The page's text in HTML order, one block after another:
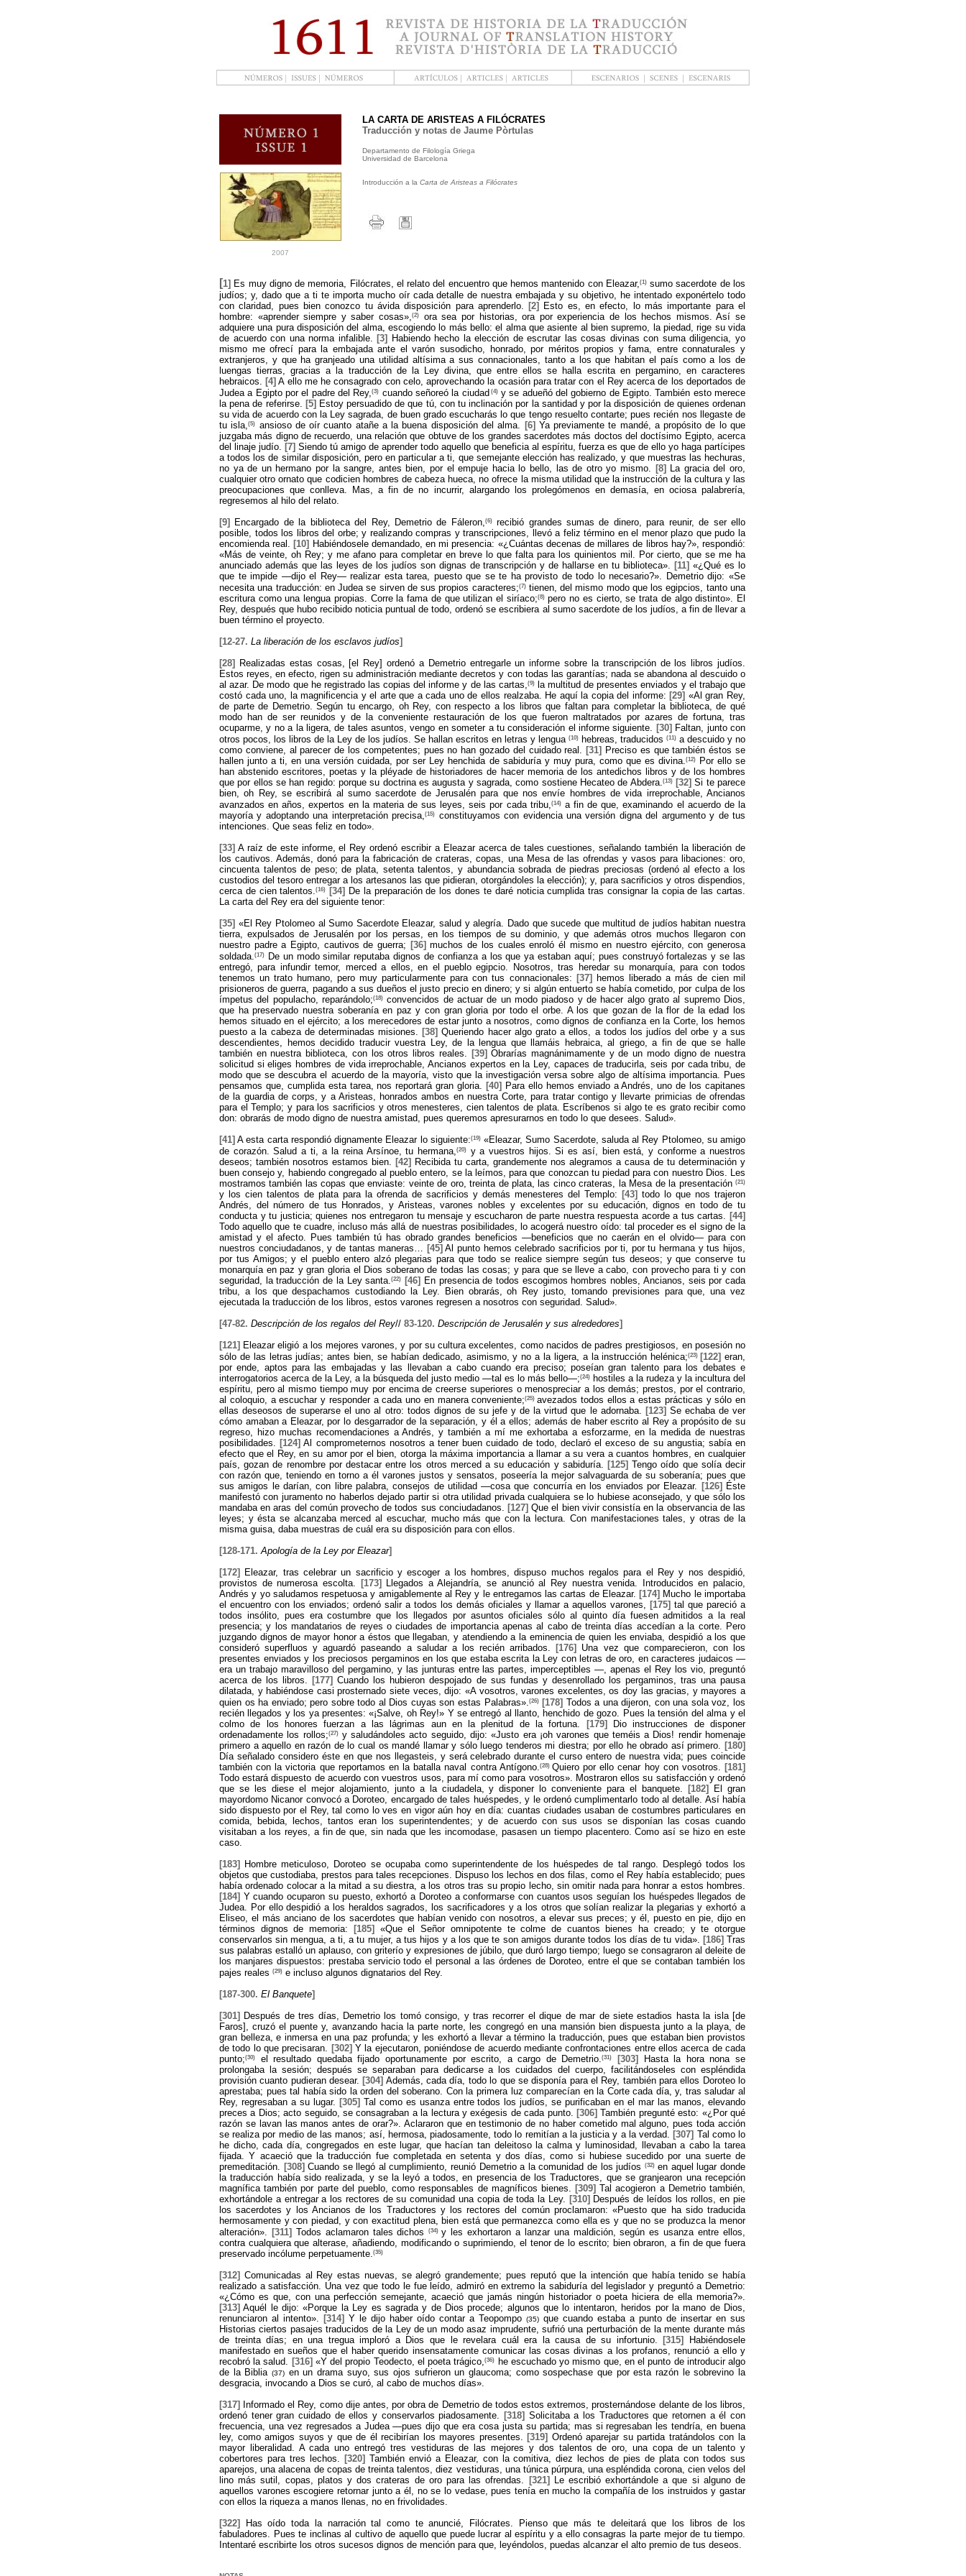
2007
LA CARTA DE ARISTEAS A FILÓCRATES
Traducción y notas de Jaume Pòrtulas
Departamento de Filología Griega
Universidad de Barcelona
Introducción a la Carta de Aristeas a Filócrates
[1] Es muy digno de memoria, Filócrates, el relato del encuentro que hemos mantenido con Eleazar,(1) sumo sacerdote de los
judíos; y, dado que a ti te importa mucho oír cada detalle de nuestra embajada y su objetivo, he intentado exponértelo todo
con claridad, pues bien conozco tu ávida disposición para aprenderlo. [2]
Esto es, en efecto, lo más importante para el
hombre: «aprender siempre y saber cosas»,(2)
ora sea por historias, ora por experiencia de los hechos mismos. Así se
adquiere una pura disposición del alma, escogiendo lo más bello: el alma que asiente al bien supremo, la piedad, rige su vida
de acuerdo con una norma infalible. [3]
Habiendo hecho la elección de escrutar las cosas divinas con suma diligencia, yo
mismo me ofrecí para la embajada ante el varón susodicho, honrado, por méritos propios y fama, entre connaturales y
extranjeros, y que ha granjeado una utilidad altísima a sus connacionales, tanto a los que habitan el país como a los de
luengas tierras, gracias a la traducción de la Ley divina, que entre ellos se halla escrita en pergamino, en caracteres
hebraicos. [4] A ello me he consagrado con celo, aprovechando la ocasión para tratar con el Rey acerca de los deportados de
Judea a Egipto por el padre del Rey,(3) cuando señoreó la ciudad(4)y se adueñó del gobierno de Egipto. También esto merece
la pena de referirse. [5]Estoy persuadido de que tú, con tu inclinación por la santidad y por la disposición de quienes ordenan
su vida de acuerdo con la Ley sagrada, de buen grado escucharás lo que tengo resuelto contarte; pues recién nos llegaste de
tu isla,(5) ansioso de oír cuanto atañe a la buena disposición del alma. [6] Ya previamente te mandé, a propósito de lo que
juzgaba más digno de recuerdo, una relación que obtuve de los grandes sacerdotes más doctos del doctísimo Egipto, acerca
del linaje judío.
[7] Siendo tú amigo de aprender todo aquello que beneficia al espíritu, fuerza es que de ello yo haga partícipes
a todos los de similar disposición, pero en particular a ti, que semejante elección has realizado, y que muestras las hechuras,
no ya de un hermano por la sangre, antes bien, por el empuje hacia lo bello, las de otro yo mismo.
[8]
La gracia del oro,
cualquier otro ornato que codicien hombres de cabeza hueca, no ofrece la misma utilidad que la instrucción de la cultura y las
preocupaciones que conlleva. Mas, a fin de no incurrir, alargando los prolegómenos en demasía, en ociosa palabrería,
regresemos al hilo del relato.
[9] Encargado de la biblioteca del Rey, Demetrio de Fáleron,(6)recibió grandes sumas de dinero, para reunir, de ser ello
posible, todos los libros del orbe; y realizando compras y transcripciones, llevó a feliz término en el menor plazo que pudo la
encomienda real. [10] Habiéndosele demandado, en mi presencia: «¿Cuántas decenas de millares de libros hay?», respondió:
«Más de veinte, oh Rey; y me afano para completar en breve lo que falta para los quinientos mil. Por cierto, que se me ha
anunciado además que las leyes de los judíos son dignas de transcripción y de hallarse en tu biblioteca». [11] «¿Qué es lo
que te impide —dijo el Rey— realizar esta tarea, puesto que se te ha provisto de todo lo necesario?». Demetrio dijo: «Se
necesita una traducción: en Judea se sirven de sus propios caracteres;(7)tienen, del mismo modo que los egipcios, tanto una
escritura como una lengua propias. Corre la fama de que utilizan el siríaco;(8)pero no es cierto, se trata de algo distinto». El
Rey, después que hubo recibido noticia puntual de todo, ordenó se escribiera al sumo sacerdote de los judíos, a fin de llevar a
buen término el proyecto.
[12-27. La liberación de los esclavos judíos]
[28]
Realizadas estas cosas, [el Rey] ordenó a Demetrio entregarle un informe sobre la transcripción de los libros judíos.
Estos reyes, en efecto, rigen su administración mediante decretos y con todas las garantías; nada se abandona al descuido o
al azar. De modo que he registrado las copias del informe y de las cartas,(9)la multitud de presentes enviados y el trabajo que
costó cada uno, la magnificencia y el arte que a cada uno de ellos realzaba. He aquí la copia del informe: [29] «Al gran Rey,
de parte de Demetrio. Según tu encargo, oh Rey, con respecto a los libros que faltan para completar la biblioteca, de qué
modo han de ser reunidos y de la conveniente restauración de los que fueron maltratados por azares de fortuna, tras
ocuparme, y no a la ligera, de tales asuntos, vengo en someter a tu consideración el informe siguiente. [30] Faltan, junto con
otros pocos, los libros de la Ley de los judíos. Se hallan escritos en letras y lengua (10) hebreas, traducidos (11) a descuido y no
como conviene, al parecer de los competentes; pues no han gozado del cuidado real.[31] Preciso es que también éstos se
hallen junto a ti, en una versión cuidada, por ser Ley henchida de sabiduría y muy pura, como que es divina. (12)Por ello se
han abstenido escritores, poetas y la pléyade de historiadores de hacer memoria de los antedichos libros y de los hombres
que por ellos se han regido: porque su doctrina es augusta y sagrada, como sostiene Hecateo de Abdera.(13) [32] Si te parece
bien, oh Rey, se escribirá al sumo sacerdote de Jerusalén para que nos envíe hombres de vida irreprochable, Ancianos
avanzados en años, expertos en la materia de sus leyes, seis por cada tribu, (14)a fin de que, examinando el acuerdo de la
mayoría y adoptando una interpretación precisa,(15) constituyamos con evidencia una versión digna del argumento y de tus
intenciones. Que seas feliz en todo».
[33] A raíz de este informe, el Rey ordenó escribir a Eleazar acerca de tales cuestiones, señalando también la liberación de
los cautivos. Además, donó para la fabricación de crateras, copas, una Mesa de las ofrendas y vasos para libaciones: oro,
cincuenta talentos de peso; de plata, setenta talentos, y abundancia sobrada de piedras preciosas (ordenó al efecto a los
custodios del tesoro entregar a los artesanos las que pidieran, otorgándoles la elección); y, para sacrificios y otros dispendios,
cerca de cien talentos.(16) [34] De la preparación de los dones te daré noticia cumplida tras consignar la copia de las cartas.
La carta del Rey era del siguiente tenor:
[35] «El Rey Ptolomeo al Sumo Sacerdote Eleazar, salud y alegría. Dado que sucede que multitud de judíos habitan nuestra
tierra, expulsados de Jerusalén por los persas, en los tiempos de su dominio, y que además otros muchos llegaron con
nuestro padre a Egipto, cautivos de guerra; [36] muchos de los cuales enroló él mismo en nuestro ejército, con generosa
soldada. (17) De un modo similar reputaba dignos de confianza a los que ya estaban aquí; pues construyó fortalezas y se las
entregó, para infundir temor, merced a ellos, en el pueblo egipcio. Nosotros, tras heredar su monarquía, para con todos
tenemos un trato humano, pero muy particularmente para con tus connacionales: [37]hemos liberado a más de cien mil
prisioneros de guerra, pagando a sus dueños el justo precio en dinero; y si algún entuerto se había cometido, por culpa de los
ímpetus del populacho, reparándolo;(18) convencidos de actuar de un modo piadoso y de hacer algo grato al supremo Dios,
que ha preservado nuestra soberanía en paz y con gran gloria por todo el orbe. A los que gozan de la flor de la edad los
hemos situado en el ejército; a los merecedores de estar junto a nosotros, como dignos de confianza en la Corte, los hemos
puesto a la cabeza de determinadas misiones.
[38] Queriendo hacer algo grato a ellos, a todos los judíos del orbe y a sus
descendientes, hemos decidido traducir vuestra Ley, de la lengua que llamáis hebraica, al griego, a fin de que se halle
también en nuestra biblioteca, con los otros libros reales.
[39] Obrarías magnánimamente y de un modo digno de nuestra
solicitud si eliges hombres de vida irreprochable, Ancianos expertos en la Ley, capaces de traducirla, seis por cada tribu, de
modo que se descubra el acuerdo de la mayoría, visto que la investigación versa sobre algo de altísima importancia. Pues
pensamos que, cumplida esta tarea, nos reportará gran gloria.
[40] Para ello hemos enviado a Andrés, uno de los capitanes
de la guardia de corps, y a Aristeas, honrados ambos en nuestra Corte, para tratar contigo y llevarte primicias de ofrendas
para el Templo; y para los sacrificios y otros menesteres, cien talentos de plata. Escríbenos si algo te es grato recibir como
don: obrarás de modo digno de nuestra amistad, pues queremos apresurarnos en todo lo que desees. Salud».
[41] A esta carta respondió dignamente Eleazar lo siguiente:(19)«Eleazar, Sumo Sacerdote, saluda al Rey Ptolomeo, su amigo
de corazón. Salud a ti, a la reina Arsínoe, tu hermana, (20)y a vuestros hijos. Si es así, bien está, y conforme a nuestros
deseos; también nosotros estamos bien. [42] Recibida tu carta, grandemente nos alegramos a causa de tu determinación y
buen consejo y, habiendo congregado al pueblo entero, se la leímos, para que conozcan tu piedad para con nuestro Dios. Les
mostramos también las copas que enviaste: veinte de oro, treinta de plata, las cinco crateras, la Mesa de la presentación (21)
y los cien talentos de plata para la ofrenda de sacrificios y demás menesteres del Templo: [43] todo lo que nos trajeron
Andrés, del número de tus Honrados, y Aristeas, varones nobles y excelentes por su educación, dignos en todo de tu
conducta y tu justicia; quienes nos entregaron tu mensaje y escucharon de parte nuestra respuesta acorde a tus cartas.
[44]
Todo aquello que te cuadre, incluso más allá de nuestras posibilidades, lo acogerá nuestro oído: tal proceder es el signo de la
amistad y el afecto. Pues también tú has obrado grandes beneficios —beneficios que no caerán en el olvido— para con
nuestros conciudadanos, y de tantas maneras…
[45] Al punto hemos celebrado sacrificios por ti, por tu hermana y tus hijos,
por tus Amigos; y el pueblo entero alzó plegarias para que todo se realice siempre según tus deseos; y que conserve tu
monarquía en paz y gran gloria el Dios soberano de todas las cosas; y para que se lleve a cabo, con provecho para ti y con
seguridad, la traducción de la Ley santa.(22) [46] En presencia de todos escogimos hombres nobles, Ancianos, seis por cada
tribu, a los que despachamos custodiando la Ley. Bien obrarás, oh Rey justo, tomando previsiones para que, una vez
ejecutada la traducción de los libros, estos varones regresen a nosotros con seguridad. Salud».
[47-82. Descripción de los regalos del Rey// 83-120. Descripción de Jerusalén y sus alrededores]
[121] Eleazar eligió a los mejores varones, y por su cultura excelentes, como nacidos de padres prestigiosos, en posesión no
sólo de las letras judías; antes bien, se habían dedicado, asimismo, y no a la ligera, a la instrucción helénica;(23)[122] eran,
por ende, aptos para las embajadas y las llevaban a cabo cuando era preciso; poseían gran talento para los debates e
interrogatorios acerca de la Ley, a la búsqueda del justo medio —tal es lo más bello—;(24) hostiles a la rudeza y la incultura del
espíritu, pero al mismo tiempo muy por encima de creerse superiores o menospreciar a los demás; prestos, por el contrario,
al coloquio, a escuchar y responder a cada uno en manera conveniente;(25) avezados todos ellos a estas prácticas y sólo en
ellas deseosos de superarse el uno al otro: todos dignos de su jefe y de la virtud que le adornaba. [123] Se echaba de ver
cómo amaban a Eleazar, por lo desgarrador de la separación, y él a ellos; además de haber escrito al Rey a propósito de su
regreso, hizo muchas recomendaciones a Andrés, y también a mí me exhortaba a esforzarme, en la medida de nuestras
posibilidades. [124] Al comprometernos nosotros a tener buen cuidado de todo, declaró el exceso de su angustia; sabía en
efecto que el Rey, en su amor por el bien, otorga la máxima importancia a llamar a su vera a cuantos hombres, en cualquier
país, gozan de renombre por destacar entre los otros merced a su educación y sabiduría. [125] Tengo oído que solía decir
con razón que, teniendo en torno a él varones justos y sensatos, poseería la mejor salvaguarda de su soberanía; pues que
sus amigos le darían, con libre palabra, consejos de utilidad —cosa que concurría en los enviados por Eleazar. [126] Éste
manifestó con juramento no haberlos dejado partir si otra utilidad privada cualquiera se lo hubiese aconsejado, y que sólo los
mandaba en aras del común provecho de todos sus conciudadanos. [127] Que el bien vivir consistía en la observancia de las
leyes; y ésta se alcanzaba merced al escuchar, mucho más que con la lectura. Con manifestaciones tales, y otras de la
misma guisa, daba muestras de cuál era su disposición para con ellos.
[128-171. Apología de la Ley por Eleazar]
[172]
Eleazar, tras celebrar un sacrificio y escoger a los hombres, dispuso muchos regalos para el Rey y nos despidió,
provistos de numerosa escolta.
[173] Llegados a Alejandría, se anunció al Rey nuestra venida. Introducidos en palacio,
Andrés y yo saludamos respetuosa y amigablemente al Rey y le entregamos las cartas de Eleazar. [174] Mucho le importaba
el encuentro con los enviados; ordenó salir a todos los demás oficiales y llamar a aquellos varones, [175] tal que pareció a
todos insólito, pues era costumbre que los llegados por asuntos oficiales sólo al quinto día fuesen admitidos a la real
presencia; y los mandatarios de reyes o ciudades de importancia apenas al cabo de treinta días accedían a la corte. Pero
juzgando dignos de mayor honor a éstos que llegaban, y atendiendo a la eminencia de quien les enviaba, despidió a los que
consideró superfluos y aguardó paseando a saludar a los recién arribados.
[176]
Una vez que comparecieron, con los
presentes enviados y los preciosos pergaminos en los que estaba escrita la Ley con letras de oro, en caracteres judaicos —
era un trabajo maravilloso del pergamino, y las junturas entre las partes, imperceptibles —, apenas el Rey los vio, preguntó
acerca de los libros. [177] Cuando los hubieron despojado de sus fundas y desenrollado los pergaminos, tras una pausa
dilatada, y habiéndose casi prosternado siete veces, dijo: «A vosotros, varones excelentes, os doy las gracias, y mayores a
quien os ha enviado; pero sobre todo al Dios cuyas son estas Palabras». (26) [178] Todos a una dijeron, con una sola voz, los
recién llegados y los ya presentes: «¡Salve, oh Rey!» Y se entregó al llanto, henchido de gozo. Pues la tensión del alma y el
colmo de los honores fuerzan a las lágrimas aun en la plenitud de la fortuna.
[179]
Dio instrucciones de disponer
ordenadamente los rollos;(27)y saludándoles acto seguido, dijo: «Justo era ¡oh varones que teméis a Dios! rendir homenaje
primero a aquello en razón de lo cual os mandé llamar y sólo luego tenderos mi diestra; por ello he obrado así primero.
[180]
Día señalado considero éste en que nos llegasteis, y será celebrado durante el curso entero de nuestra vida; pues coincide
también con la victoria que reportamos en la batalla naval contra Antígono.(28) Quiero por ello cenar hoy con vosotros. [181]
Todo estará dispuesto de acuerdo con vuestros usos, para mí como para vosotros». Mostraron ellos su satisfacción y ordenó
que se les diese el mejor alojamiento, junto a la ciudadela, y disponer lo conveniente para el banquete.
[182]
El gran
mayordomo Nicanor convocó a Doroteo, encargado de tales huéspedes, y le ordenó cumplimentarlo todo al detalle. Así había
sido dispuesto por el Rey, tal como lo ves en vigor aún hoy en día: cuantas ciudades usaban de costumbres particulares en
comida, bebida, lechos, tantos eran los superintendentes; y de acuerdo con sus usos se disponían las cosas cuando
visitaban a los reyes, a fin de que, sin nada que les incomodase, pasasen un tiempo placentero. Como así se hizo en este
caso.
[183]
Hombre meticuloso, Doroteo se ocupaba como superintendente de los huéspedes de tal rango. Desplegó todos los
objetos que custodiaba, prestos para tales recepciones. Dispuso los lechos en dos filas, como el Rey había establecido; pues
había ordenado colocar a la mitad a su diestra, a los otros tras su propio lecho, sin omitir nada para honrar a estos hombres.
[184] Y cuando ocuparon su puesto, exhortó a Doroteo a conformarse con cuantos usos seguían los huéspedes llegados de
Judea. Por ello despidió a los heraldos sagrados, los sacrificadores y a los otros que solían realizar la plegarias y exhortó a
Eliseo, el más anciano de los sacerdotes que habían venido con nosotros, a elevar sus preces; y él, puesto en pie, dijo en
términos dignos de memoria:
[185]
«Que el Señor omnipotente te colme de cuantos bienes ha creado; y te otorgue
conservarlos sin mengua, a ti, a tu mujer, a tus hijos y a los que te son amigos durante todos los días de tu vida». [186] Tras
sus palabras estalló un aplauso, con griterío y expresiones de júbilo, que duró largo tiempo; luego se consagraron al deleite de
los manjares dispuestos: prestaba servicio todo el personal a las órdenes de Doroteo, entre el que se contaban también los
pajes reales (29) e incluso algunos dignatarios del Rey.
[187-300. El Banquete]
[301] Después de tres días, Demetrio los tomó consigo, y tras recorrer el dique de mar de siete estadios hasta la isla [de
Faros], cruzó el puente y, avanzando hacia la parte norte, les congregó en una mansión bien dispuesta junto a la playa, de
gran belleza, e inmersa en una paz profunda; y les exhortó a llevar a término la traducción, pues que estaban bien provistos
de todo lo que precisaran. [302]Y la ejecutaron, poniéndose de acuerdo mediante confrontaciones entre ellos acerca de cada
punto;(30) el resultado quedaba fijado oportunamente por escrito, a cargo de Demetrio.(31) [303]
Hasta la hora nona se
prolongaba la sesión; después se separaban para dedicarse a los cuidados del cuerpo, facilitándoseles con espléndida
provisión cuanto pudieran desear. [304] Además, cada día, todo lo que se disponía para el Rey, también para ellos Doroteo lo
aprestaba; pues tal había sido la orden del soberano. Con la primera luz comparecían en la Corte cada día, y, tras saludar al
Rey, regresaban a su lugar. [305] Tal como es usanza entre todos los judíos, se purificaban en el mar las manos, elevando
preces a Dios; acto seguido, se consagraban a la lectura y exégesis de cada punto.
[306] También pregunté esto: «¿Por qué
razón se lavan las manos antes de orar?». Aclararon que en testimonio de no haber cometido mal alguno, pues toda acción
se realiza por medio de las manos; así, hermosa, piadosamente, todo lo remitían a la justicia y a la verdad.
[307] Tal como lo
he dicho, cada día, congregados en este lugar, que hacían tan deleitoso la calma y luminosidad, llevaban a cabo la tarea
fijada. Y acaeció que la traducción fue completada en setenta y dos días, como si hubiese sucedido por una suerte de
premeditación. [308] Cuando se llegó al cumplimiento, reunió Demetrio a la comunidad de los judíos (32)en aquel lugar donde
la traducción había sido realizada, y se la leyó a todos, en presencia de los Traductores, que se granjearon una recepción
magnífica también por parte del pueblo, como responsables de magníficos bienes. [309] Tal acogieron a Demetrio también,
exhortándole a entregar a los rectores de su comunidad una copia de toda la Ley. [310] Después de leídos los rollos, en pie
los sacerdotes y los Ancianos de los Traductores y los rectores del común proclamaron: «Puesto que ha sido traducida
hermosamente y con piedad, y con exactitud plena, bien está que permanezca como ella es y que no se produzca la menor
alteración». [311]Todos aclamaron tales dichos(34)y les exhortaron a lanzar una maldición, según es usanza entre ellos,
contra cualquiera que alterase, añadiendo, modificando o suprimiendo, el tenor de lo escrito; bien obraron, a fin de que fuera
preservado incólume perpetuamente. (35)
[312] Comunicadas al Rey estas nuevas, se alegró grandemente; pues reputó que la intención que había tenido se había
realizado a satisfacción. Una vez que todo le fue leído, admiró en extremo la sabiduría del legislador y preguntó a Demetrio:
«¿Cómo es que, con una perfección semejante, acaeció que jamás ningún historiador o poeta hiciera de ella memoria?».
[313] Aquél le dijo: «Porque la Ley es sagrada y de Dios procede; algunos que lo intentaron, heridos por la mano de Dios,
renunciaron al intento».
[314] Y le dijo haber oído contar a Teopompo (35) que cuando estaba a punto de insertar en sus
Historias ciertos pasajes traducidos de la Ley de un modo asaz imprudente, sufrió una perturbación de la mente durante más
de treinta días; en una tregua imploró a Dios que le revelara cuál era la causa de su infortunio.
[315]
Habiéndosele
manifestado en sueños que el haber querido insensatamente comunicar las cosas divinas a los profanos, renunció a ello y
recobró la salud. [316] «Y del propio Teodecto, el poeta trágico,(36)
he escuchado yo mismo que, en el punto de introducir algo
de la Biblia (37) en un drama suyo, sus ojos sufrieron un glaucoma; como sospechase que por esta razón le sobrevino la
desgracia, invocando a Dios se curó, al cabo de muchos días».
[317]
Informado el Rey, como dije antes, por obra de Demetrio de todos estos extremos, prosternándose delante de los libros,
ordenó tener gran cuidado de ellos y conservarlos piadosamente. [318] Solicitaba a los Traductores que retornen a él con
frecuencia, una vez regresados a Judea —pues dijo que era cosa justa su partida; mas si regresaban les tendría, en buena
ley, como amigos suyos y que de él recibirían los mayores presentes. [319] Ordenó aparejar su partida tratándolos con la
mayor liberalidad. A cada uno entregó tres vestiduras de las mejores y dos talentos de oro, una copa de un talento y
cobertores para tres lechos. [320] También envió a Eleazar, con la comitiva, diez lechos de pies de plata con todos sus
aparejos, una alacena de copas de treinta talentos, diez vestiduras, una túnica púrpura, una espléndida corona, cien velos del
lino más sutil, copas, platos y dos crateras de oro para las ofrendas.
[321]
Le escribió exhortándole a que si alguno de
aquellos varones escogiere retornar junto a él, no se lo vedase, pues tenía en mucho la compañía de los instruidos y gastar
con ellos la riqueza a manos llenas, no en frivolidades.
[322]
Has oído toda la narración tal como te anuncié, Filócrates. Pienso que más te deleitará que los libros de los
fabuladores. Pues te inclinas al cultivo de aquello que puede lucrar al espíritu y a ello consagras la parte mejor de tu tiempo.
Intentaré escribirte los otros sucesos dignos de mención para que, leyéndolos, puedas alcanzar el alto premio de tus deseos.